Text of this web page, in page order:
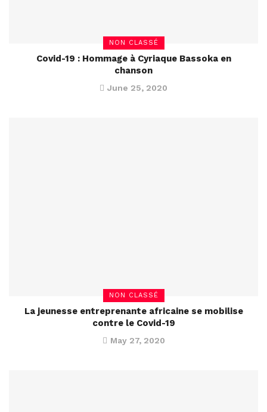
NON CLASSÉ
Covid-19 : Hommage à Cyriaque Bassoka en
chanson
June 25, 2020
NON CLASSÉ
La jeunesse entreprenante africaine se mobilise
contre le Covid-19
May 27, 2020